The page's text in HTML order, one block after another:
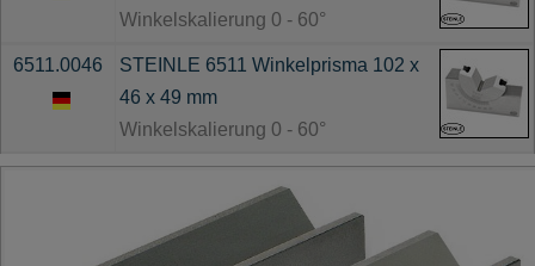
Winkelskalierung 0 - 60°
6511.0046
STEINLE 6511 Winkelprisma 102 x
46 x 49 mm
Winkelskalierung 0 - 60°